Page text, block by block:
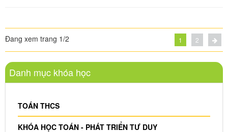
Đang xem trang 1/2 1 2
Danh mục khóa học
TOÁN THCS
KHÓA HỌC TOÁN - PHÁT TRIỂN TƯ DUY